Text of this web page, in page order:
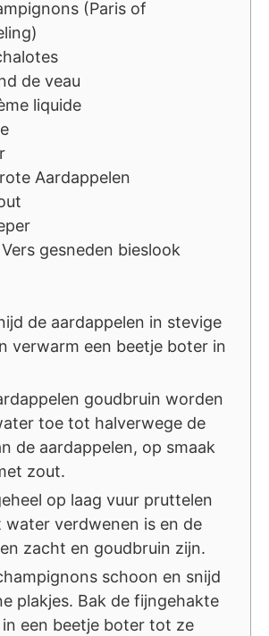
(Paris of
de veau
liquide
Aardappelen
Vers gesneden bieslook
de aardappelen in stevige
verwarm een beetje boter in
goudbruin worden
toe tot halverwege de
de aardappelen, op smaak
zout.
op laag vuur pruttelen
verdwenen is en de
zacht en goudbruin zijn.
schoon en snijd
plakjes. Bak de fijngehakte
een beetje boter tot ze